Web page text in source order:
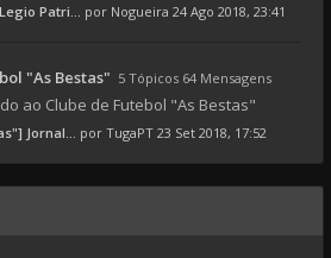
Patri... por Nogueira 24 Ago 2018, 23:41
"As Bestas" 5 Tópicos 64 Mensagens
ao Clube de Futebol "As Bestas"
Jornal... por TugaPT 23 Set 2018, 17:52